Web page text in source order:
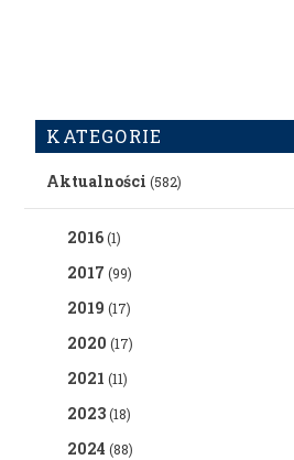
KATEGORIE
Aktualności (582)
2016(1)
2017 (99)
2019 (17)
2020 (17)
2021 (11)
2023(18)
2024 (88)